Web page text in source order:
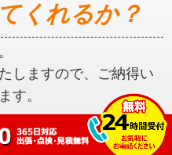
くれるか？
しますので、ご納得い
す。
通津町向中